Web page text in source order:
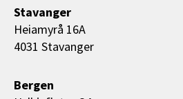
Stavanger
Heiamyrå 16A
4031 Stavanger
Bergen